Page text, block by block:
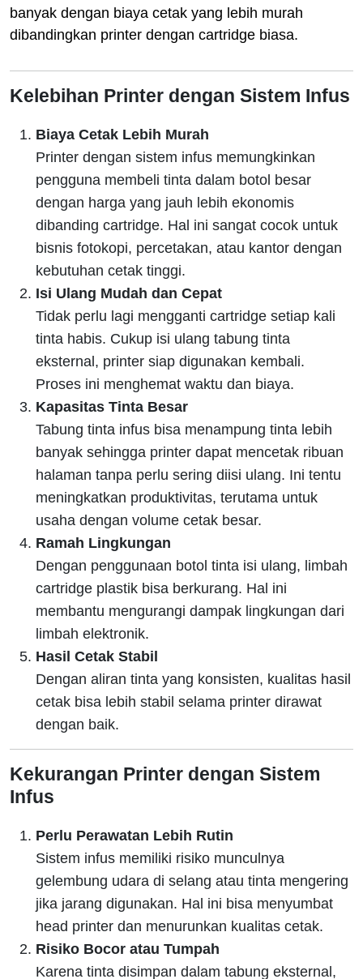
banyak dengan biaya cetak yang lebih murah
dibandingkan printer dengan cartridge biasa.
Kelebihan Printer dengan Sistem Infus
Biaya Cetak Lebih Murah
Printer dengan sistem infus memungkinkan
pengguna membeli tinta dalam botol besar
dengan harga yang jauh lebih ekonomis
dibanding cartridge. Hal ini sangat cocok untuk
bisnis fotokopi, percetakan, atau kantor dengan
kebutuhan cetak tinggi.
Isi Ulang Mudah dan Cepat
Tidak perlu lagi mengganti cartridge setiap kali
tinta habis. Cukup isi ulang tabung tinta
eksternal, printer siap digunakan kembali.
Proses ini menghemat waktu dan biaya.
Kapasitas Tinta Besar
Tabung tinta infus bisa menampung tinta lebih
banyak sehingga printer dapat mencetak ribuan
halaman tanpa perlu sering diisi ulang. Ini tentu
meningkatkan produktivitas, terutama untuk
usaha dengan volume cetak besar.
Ramah Lingkungan
Dengan penggunaan botol tinta isi ulang, limbah
cartridge plastik bisa berkurang. Hal ini
membantu mengurangi dampak lingkungan dari
limbah elektronik.
Hasil Cetak Stabil
Dengan aliran tinta yang konsisten, kualitas hasil
cetak bisa lebih stabil selama printer dirawat
dengan baik.
Kekurangan Printer dengan Sistem
Infus
Perlu Perawatan Lebih Rutin
Sistem infus memiliki risiko munculnya
gelembung udara di selang atau tinta mengering
jika jarang digunakan. Hal ini bisa menyumbat
head printer dan menurunkan kualitas cetak.
Risiko Bocor atau Tumpah
Karena tinta disimpan dalam tabung eksternal,